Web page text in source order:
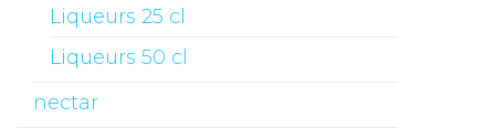
Liqueurs 25 cl
Liqueurs 50 cl
nectar